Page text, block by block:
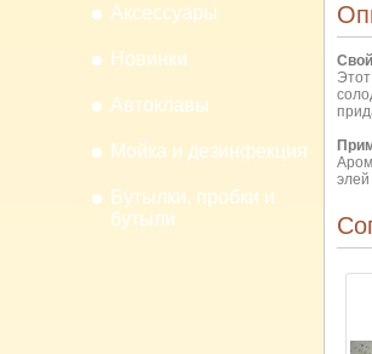
Аксессуары
Новинки
Автоклавы
Мойка и дезинфекция
Бутылки, пробки и
бутыли
элей